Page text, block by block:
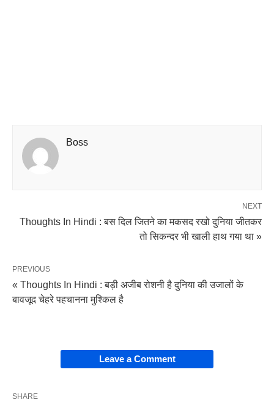
Boss
NEXT
Thoughts In Hindi : बस दिल जितने का मकसद रखो दुनिया जीतकर
तो सिकन्दर भी खाली हाथ गया था »
PREVIOUS
« Thoughts In Hindi : बड़ी अजीब रोशनी है दुनिया की उजालों के
बावजूद चेहरे पहचानना मुश्किल है
Leave a Comment
SHARE